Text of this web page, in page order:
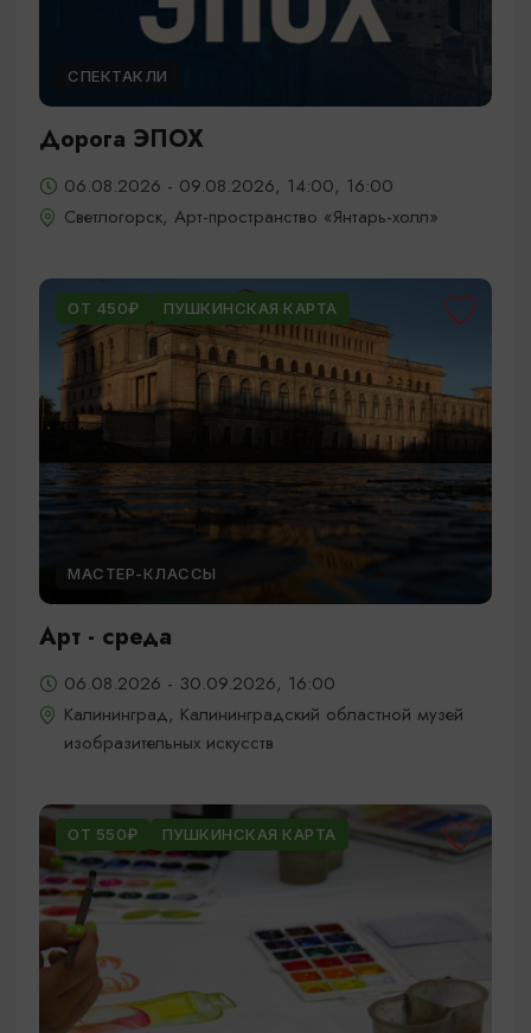
СПЕКТАКЛИ
Дорога ЭПОХ
06.08.2026 - 09.08.2026, 14:00, 16:00
Светлогорск, Арт-пространство «Янтарь-холл»
ОТ 450₽ ПУШКИНСКАЯ КАРТА
МАСТЕР-КЛАССЫ
Арт - среда
06.08.2026 - 30.09.2026, 16:00
Калининград, Калининградский областной музей
изобразительных искусств
ОТ 550₽ ПУШКИНСКАЯ КАРТА